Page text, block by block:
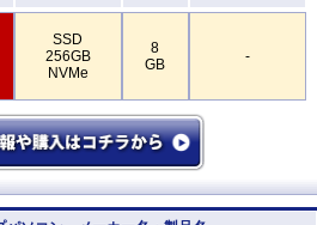
SSD
256GB
NVMe
8
GB
-